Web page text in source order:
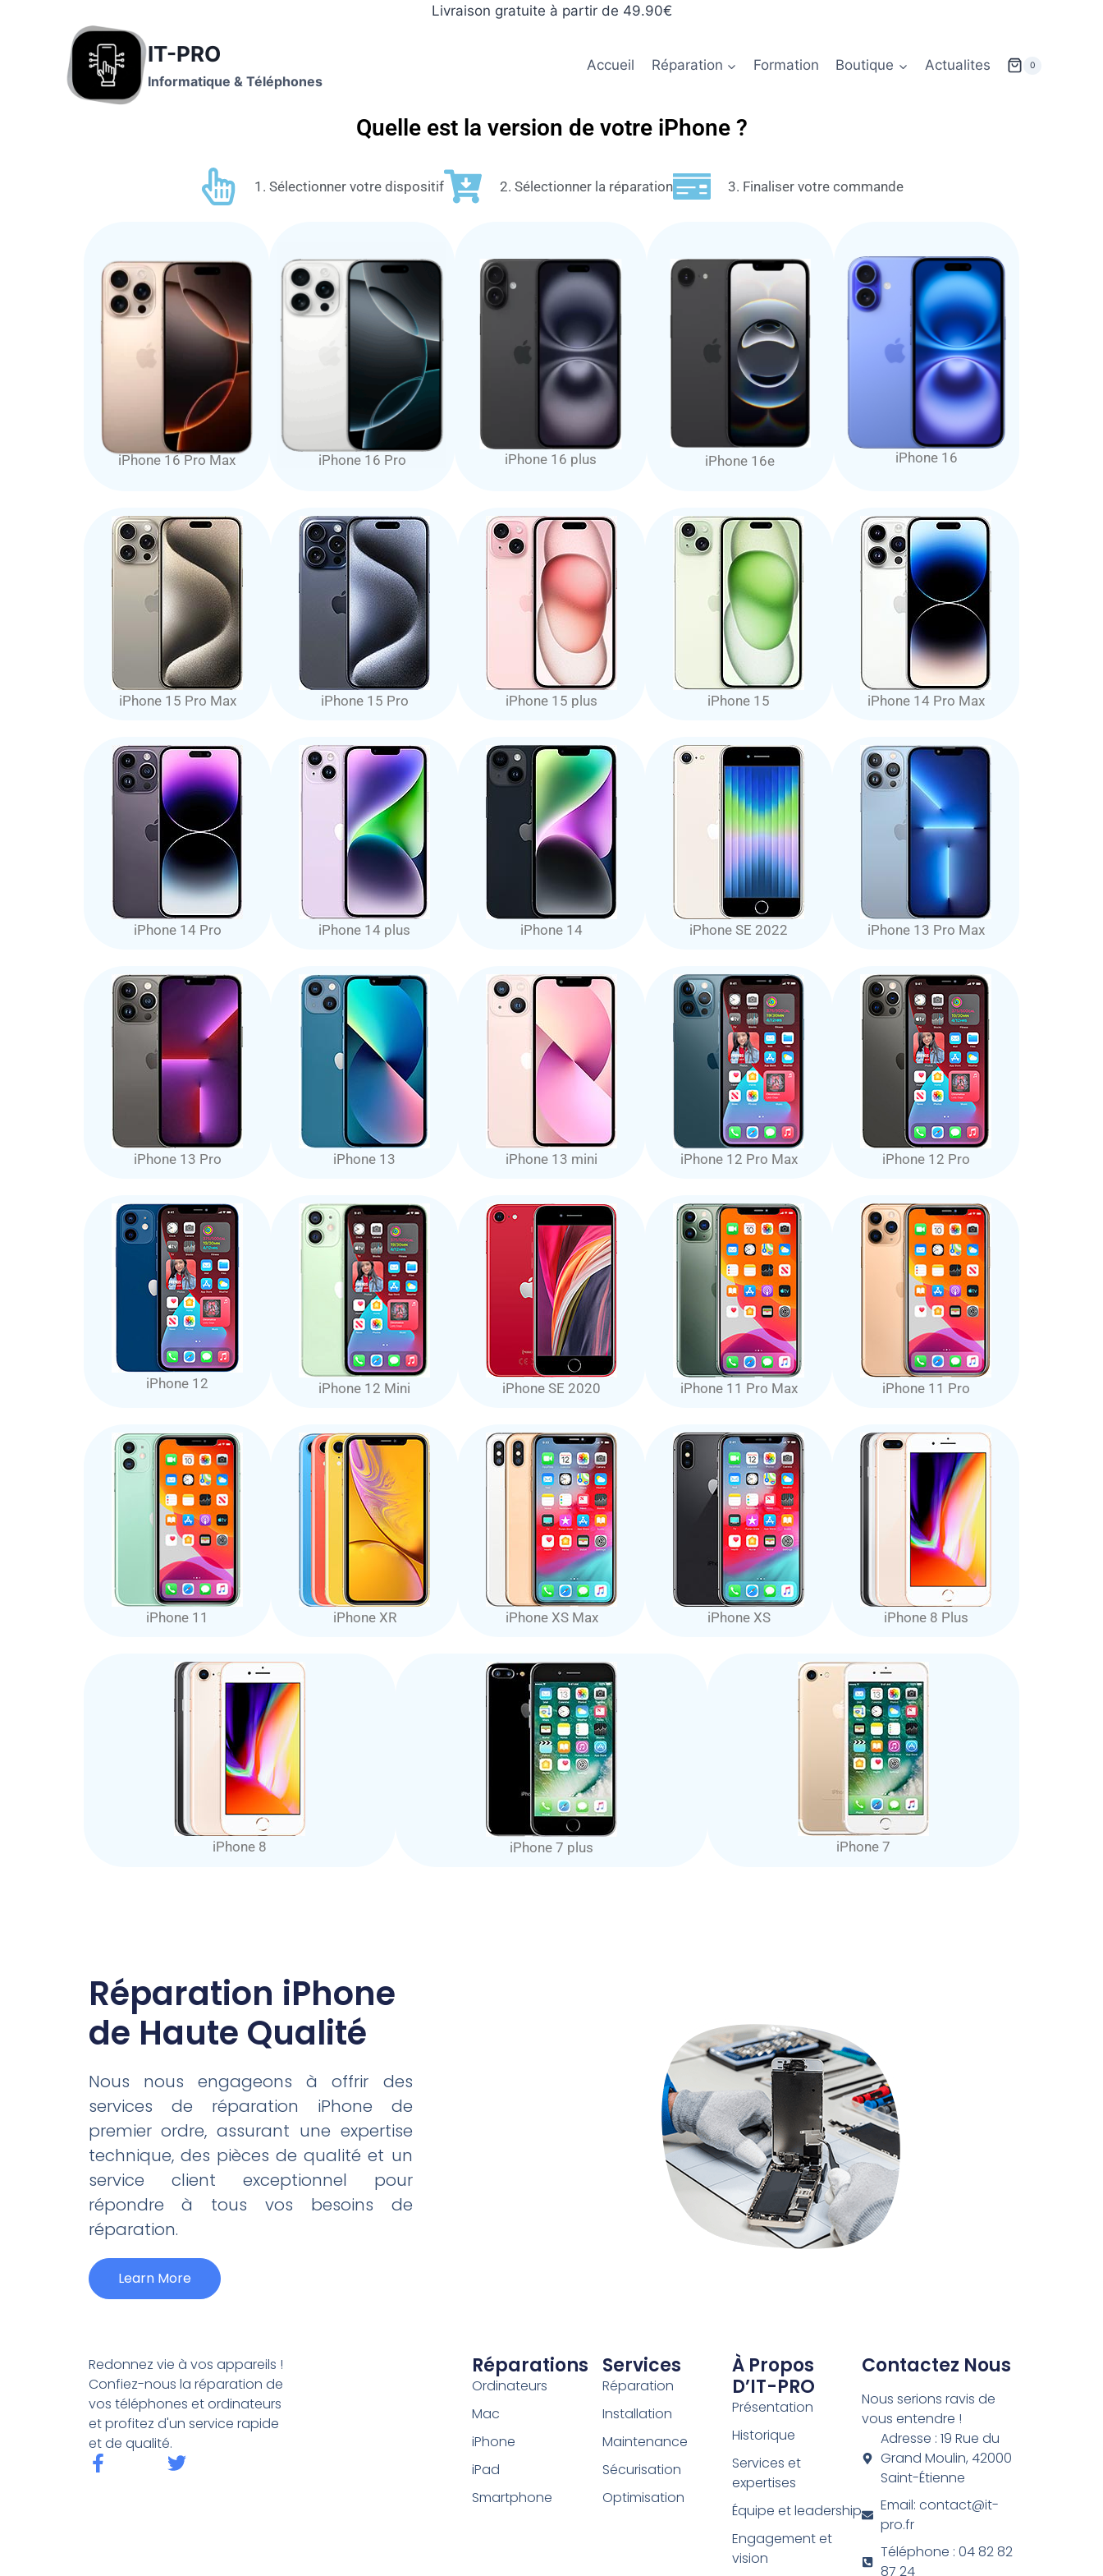
Livraison gratuite à partir de 49.90€
IT-PRO
Informatique & Téléphones
Accueil Réparation Formation Boutique Actualites 0
Quelle est la version de votre iPhone ?
1. Sélectionner votre dispositif 2. Sélectionner la réparation 3. Finaliser votre commande
iPhone 16
iPhone 16e
iPhone 16 plus
iPhone 16 Pro
iPhone 16 Pro Max
iPhone 14 Pro Max
iPhone 15
iPhone 15 plus
iPhone 15 Pro
iPhone 15 Pro Max
iPhone 13 Pro Max
iPhone SE 2022
iPhone 14
iPhone 14 plus
iPhone 14 Pro
iPhone 12 Pro
iPhone 12 Pro Max
iPhone 13 mini
iPhone 13
iPhone 13 Pro
iPhone 11 Pro
iPhone 11 Pro Max
iPhone SE 2020
iPhone 12 Mini
iPhone 12
iPhone 8 Plus
iPhone XS
iPhone XS Max
iPhone XR
iPhone 11
iPhone 7
iPhone 7 plus
iPhone 8
Réparation iPhone
de Haute Qualité
Nous nous engageons à offrir des
services de réparation iPhone de
premier ordre, assurant une expertise
technique, des pièces de qualité et un
service client exceptionnel pour
répondre à tous vos besoins de
réparation.
Learn More
Redonnez vie à vos appareils !
Confiez-nous la réparation de
vos téléphones et ordinateurs
et profitez d'un service rapide
et de qualité.
Réparations
Ordinateurs
Mac
iPhone
iPad
Smartphone
Services
Réparation
Installation
Maintenance
Sécurisation
Optimisation
À Propos
D’IT-PRO
Présentation
Historique
Services et
expertises
Équipe et leadership
Engagement et
vision
Contactez Nous
Nous serions ravis de
vous entendre !
Adresse : 19 Rue du
Grand Moulin, 42000
Saint-Étienne
Email: contact@it-
pro.fr
Téléphone : 04 82 82
87 24